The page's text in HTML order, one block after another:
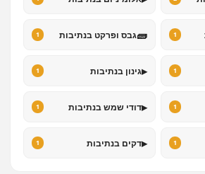
1
🧱גבס ופרקט בנתיבות 1
1
▸גינון בנתיבות 1
1
▸דודי שמש בנתיבות 1
1
▸דקים בנתיבות 1